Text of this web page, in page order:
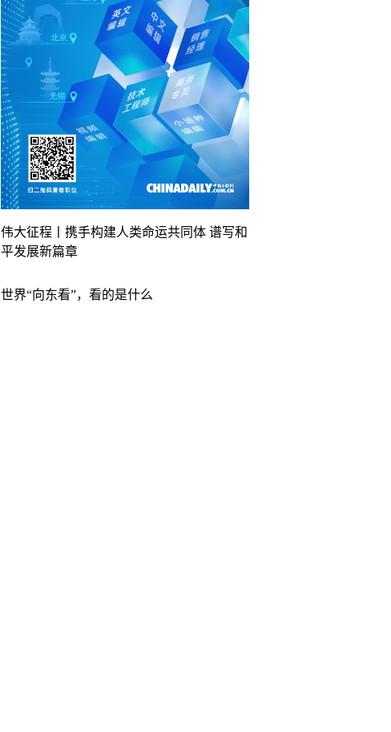
伟大征程丨携手构建人类命运共同体 谱写和
平发展新篇章
世界“向东看”，看的是什么